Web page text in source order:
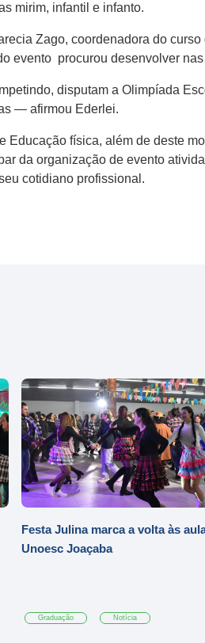
mirim, infantil e infanto.
Zago, coordenadora do
evento procurou desenvolver
disputam a Olimpíada
— afirmou Ederlei.
Educação física, além de deste
da organização de evento
cotidiano profissional.
Festa Julina marca a volta às
Unoesc Joaçaba
Graduação Notícia